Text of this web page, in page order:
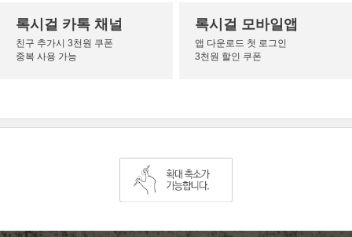
록시걸 카톡 채널
친구 추가시 3천원 쿠폰
중복 사용 가능
록시걸 모바일앱
앱 다운로드 첫 로그인
3천원 할인 쿠폰